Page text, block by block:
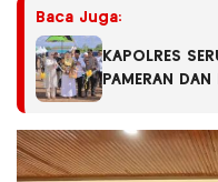
Baca Juga:
KAPOLRES
PAMERAN
TAHUN 2026